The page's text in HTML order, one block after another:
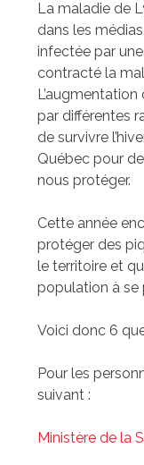
La maladie de
dans les
infectée par
contracté la
par différentes
de survivre
Québec pour
nous protéger.
Cette année
protéger des
le territoire et
population à se
Voici donc 6
Pour les
suivant :
Ministère de la